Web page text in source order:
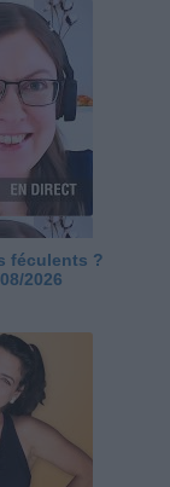
féculents ?
2026